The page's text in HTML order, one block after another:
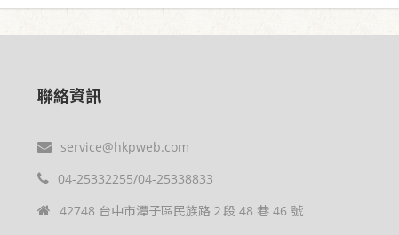
聯絡資訊
service@hkpweb.com
04-25332255/04-25338833
42748 台中市潭子區民族路２段 48 巷 46 號